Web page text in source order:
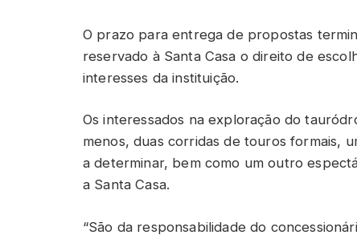
O prazo para entrega de propostas
reservado à Santa Casa o direito de
interesses da instituição.
Os interessados na exploração do
menos, duas corridas de touros formais,
a determinar, bem como um outro
a Santa Casa.
“São da responsabilidade do